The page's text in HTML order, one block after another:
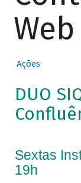
Web
Ações
DUO
Sextas
19h